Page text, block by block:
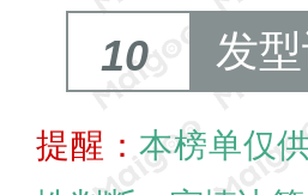
10 发
提醒：本榜单仅